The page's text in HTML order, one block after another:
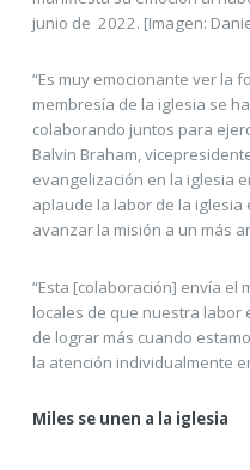
junio de 2022. [Imagen:
“Es muy emocionante ver la
membresía de la iglesia se
colaborando juntos para
Balvin Braham,
evangelización en la iglesia
aplaude la labor de la
avanzar la misión a un más
“Esta [colaboración] envía el
locales de que nuestra labor
de lograr más cuando
la atención individualmente
Miles se unen a la iglesia